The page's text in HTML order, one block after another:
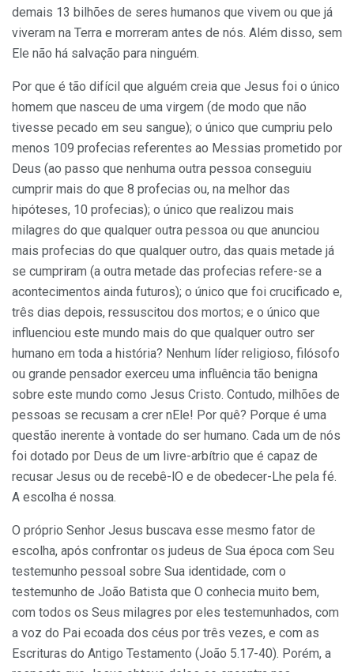
demais 13 bilhões de seres humanos que vivem ou que já
viveram na Terra e morreram antes de nós. Além disso, sem
Ele não há salvação para ninguém.
Por que é tão difícil que alguém creia que Jesus foi o único
homem que nasceu de uma virgem (de modo que não
tivesse pecado em seu sangue); o único que cumpriu pelo
menos 109 profecias referentes ao Messias prometido por
Deus (ao passo que nenhuma outra pessoa conseguiu
cumprir mais do que 8 profecias ou, na melhor das
hipóteses, 10 profecias); o único que realizou mais
milagres do que qualquer outra pessoa ou que anunciou
mais profecias do que qualquer outro, das quais metade já
se cumpriram (a outra metade das profecias refere-se a
acontecimentos ainda futuros); o único que foi crucificado e,
três dias depois, ressuscitou dos mortos; e o único que
influenciou este mundo mais do que qualquer outro ser
humano em toda a história? Nenhum líder religioso, filósofo
ou grande pensador exerceu uma influência tão benigna
sobre este mundo como Jesus Cristo. Contudo, milhões de
pessoas se recusam a crer nEle! Por quê? Porque é uma
questão inerente à vontade do ser humano. Cada um de nós
foi dotado por Deus de um livre-arbítrio que é capaz de
recusar Jesus ou de recebê-lO e de obedecer-Lhe pela fé.
A escolha é nossa.
O próprio Senhor Jesus buscava esse mesmo fator de
escolha, após confrontar os judeus de Sua época com Seu
testemunho pessoal sobre Sua identidade, com o
testemunho de João Batista que O conhecia muito bem,
com todos os Seus milagres por eles testemunhados, com
a voz do Pai ecoada dos céus por três vezes, e com as
Escrituras do Antigo Testamento (João 5.17-40). Porém, a